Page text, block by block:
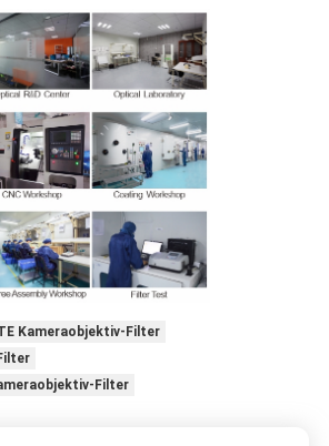
Kameraobjektiv-Filter
Filter